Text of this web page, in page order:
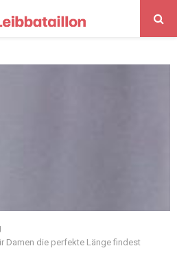
Damen die perfekte Länge findest